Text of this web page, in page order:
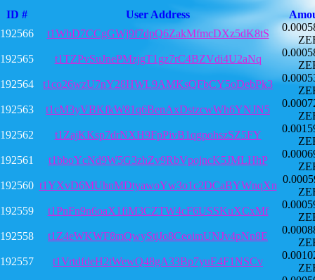
ID # User Address
192566
t1WbD7CCgGWj9f7dpQ6ZakMfmcDXz5dK8tS
192565
t1TZPvSuJnePMzjgT1gz7rC4BZVdi4U2aNq
192564
t1co26wzU7nY28HWL9AMKsQFbCY5oDebPk3
192563
t1cM3yVBKfkW81q6BenAxDstzcwWh6YNJN5
192562
t1ZajKKsp7drNXH9FpPivB1qgpohszSZ5FY
192561
t1bboYcNd9W5G3zhZv9RbVpojncK5JMLHhP
192560 t1YXvD6MUhnMDtyawoYw3o1c2DCaBYWnqXn
192559
t1PnFn9n6oaX1fiM3CZTW4cF6USSKuXCxMf
192558
t1Z4eWKWF8mQwyStjJo8CeoimUNJv4pNn8E
192557
t1VrtdfdeH2tWewQ48gA33Bp7yuE4F1NSCv